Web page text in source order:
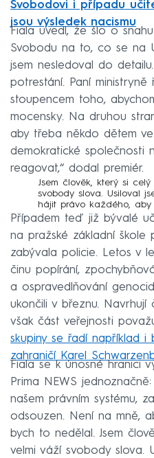
Svobodovi i případu
jsou výsledek nacismu
Fiala uvedl, že šlo o
Svobodu na to, co se na
jsem nesledoval do
potrestání. Paní ministryně
stoupencem toho,
mocensky. Na druhou
aby třeba někdo dětem
demokratické společnosti
reagovat,“ dodal premiér.
Jsem člověk, který si
svobody slova. Usiloval
hájit právo každého,
Případem teď již bývalé
na pražské základní škole
zabývala policie. Letos v
činu popírání,
a ospravedlňování
ukončili v březnu. Navrhují
však část veřejnosti
skupiny se řadí například i
zahraničí Karel
Fiala se k únosné hranici
Prima NEWS
našem právním systému,
odsouzen. Není na mně,
bych to nedělal. Jsem
velmi váží svobody slova.